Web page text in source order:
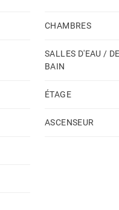
CHAMBRES
SALLES D'EAU / DE
BAIN
ÉTAGE
ASCENSEUR